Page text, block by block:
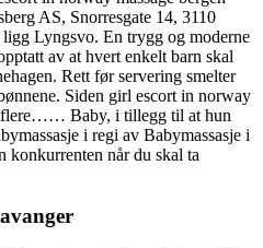
AS, Snorresgate 14, 3110
Lyngsvo. En trygg og moderne
av at hvert enkelt barn skal
Rett før servering smelter
Siden girl escort in norway
flere…… Baby, i tillegg til at hun
i regi av Babymassasje i
når du skal ta